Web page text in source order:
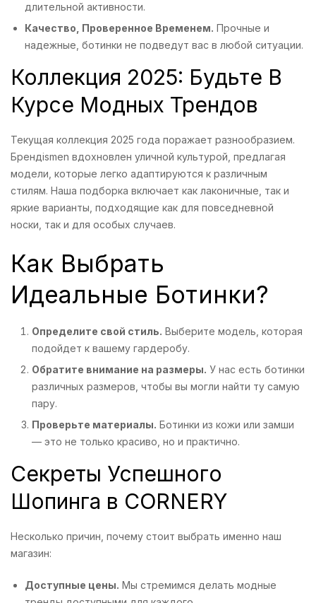
длительной активности.
Качество, Проверенное Временем. Прочные и
надежные, ботинки не подведут вас в любой ситуации.
Коллекция 2025: Будьте В
Курсе Модных Трендов
Текущая коллекция 2025 года поражает разнообразием.
Брендismen вдохновлен уличной культурой, предлагая
модели, которые легко адаптируются к различным
стилям. Наша подборка включает как лаконичные, так и
яркие варианты, подходящие как для повседневной
носки, так и для особых случаев.
Как Выбрать
Идеальные Ботинки?
Определите свой стиль. Выберите модель, которая
подойдет к вашему гардеробу.
Обратите внимание на размеры. У нас есть ботинки
различных размеров, чтобы вы могли найти ту самую
пару.
Проверьте материалы. Ботинки из кожи или замши
— это не только красиво, но и практично.
Секреты Успешного
Шопинга в CORNERY
Несколько причин, почему стоит выбрать именно наш
магазин:
Доступные цены. Мы стремимся делать модные